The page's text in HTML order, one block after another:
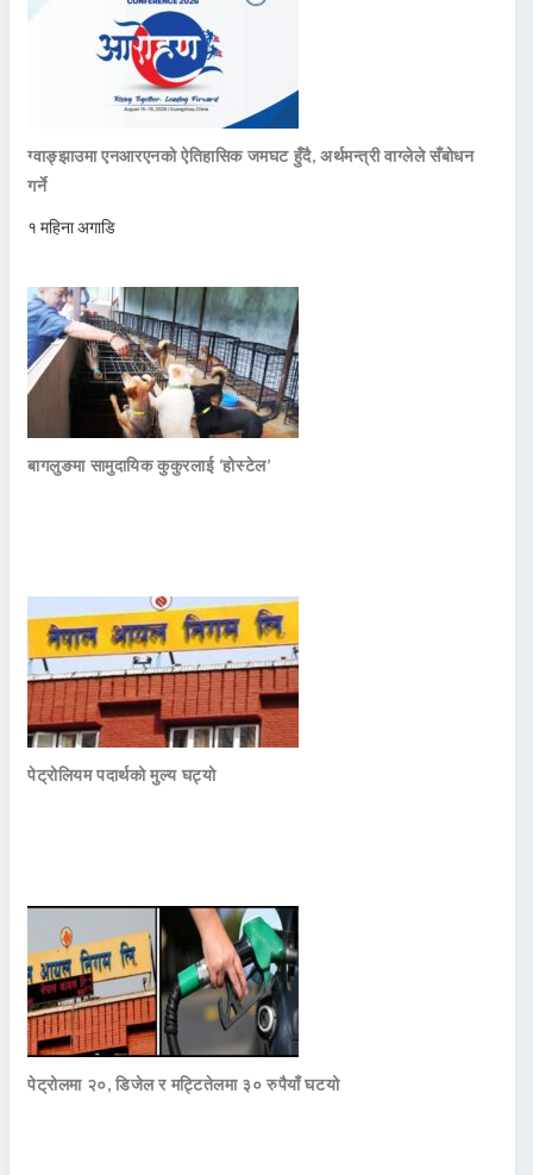
ग्वाङ्झाउमा एनआरएनको ऐतिहासिक जमघट हुँदै, अर्थमन्त्री वाग्लेले सँबोधन
गर्ने
१ महिना अगाडि
बागलुङमा सामुदायिक कुकुरलाई ‘होस्टेल’
पेट्रोलियम पदार्थको मुल्य घट्यो
पेट्रोलमा २०, डिजेल र मट्टितेलमा ३० रुपैयाँ घटयो